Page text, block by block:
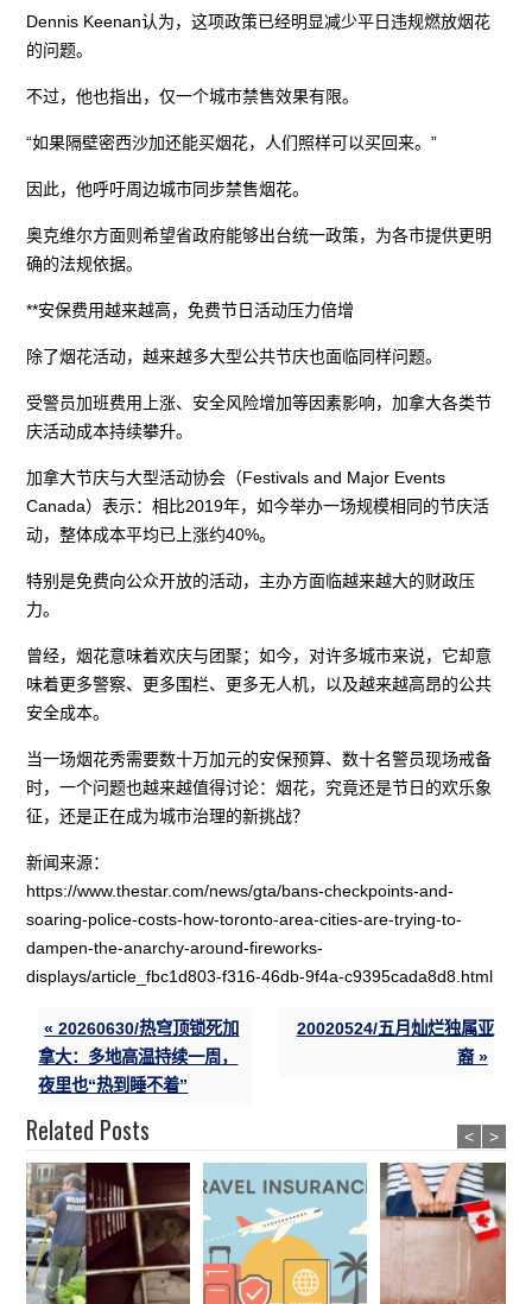
Dennis Keenan认为，这项政策已经明显减少平日违规燃放烟花
的问题。
不过，他也指出，仅一个城市禁售效果有限。
“如果隔壁密西沙加还能买烟花，人们照样可以买回来。”
因此，他呼吁周边城市同步禁售烟花。
奥克维尔方面则希望省政府能够出台统一政策，为各市提供更明
确的法规依据。
**安保费用越来越高，免费节日活动压力倍增
除了烟花活动，越来越多大型公共节庆也面临同样问题。
受警员加班费用上涨、安全风险增加等因素影响，加拿大各类节
庆活动成本持续攀升。
加拿大节庆与大型活动协会（Festivals and Major Events
Canada）表示：相比2019年，如今举办一场规模相同的节庆活
动，整体成本平均已上涨约40%。
特别是免费向公众开放的活动，主办方面临越来越大的财政压
力。
曾经，烟花意味着欢庆与团聚；如今，对许多城市来说，它却意
味着更多警察、更多围栏、更多无人机，以及越来越高昂的公共
安全成本。
当一场烟花秀需要数十万加元的安保预算、数十名警员现场戒备
时，一个问题也越来越值得讨论：烟花，究竟还是节日的欢乐象
征，还是正在成为城市治理的新挑战？
新闻来源：
https://www.thestar.com/news/gta/bans-checkpoints-and-
soaring-police-costs-how-toronto-area-cities-are-trying-to-
dampen-the-anarchy-around-fireworks-
displays/article_fbc1d803-f316-46db-9f4a-c9395cada8d8.html
« 20260630/热穹顶锁死加
拿大：多地高温持续一周，
夜里也“热到睡不着”
20020524/五月灿烂独属亚
裔 »
Related Posts < >